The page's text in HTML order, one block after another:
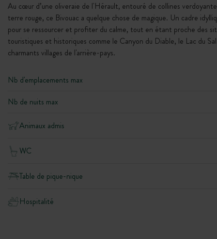
Au cœur d’une oliveraie de l'Hérault, entouré de collines
terre rouge, ce Bivouac a quelque chose de magique. Un cadre
pour se ressourcer et profiter du calme, tout en étant proche des
touristiques et historiques comme le Canyon du Diable, le Lac du
charmants villages de l'arrière-pays.
Nb d'emplacements max
Nb de nuits max
Animaux admis
WC
Table de pique-nique
Hospitalité